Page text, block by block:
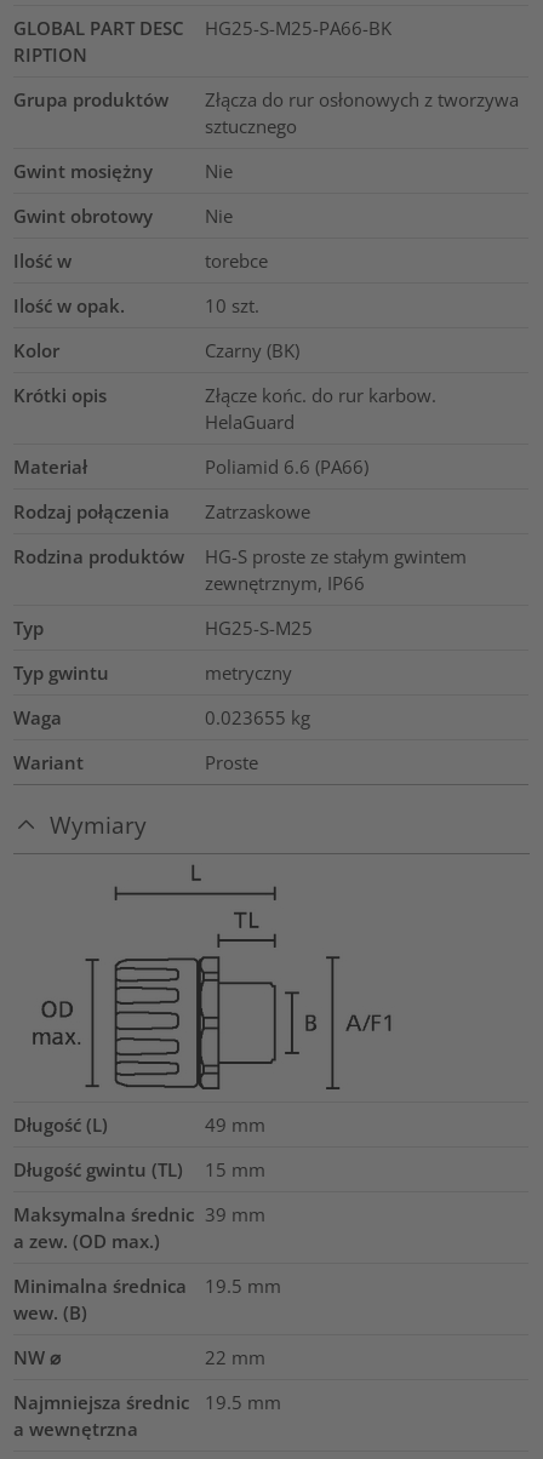
GLOBAL PART DESC
RIPTION
HG25-S-M25-PA66-BK
Grupa produktów
Złącza do rur osłonowych z tworzywa
sztucznego
Gwint mosiężny
Nie
Gwint obrotowy
Nie
Ilość w
torebce
Ilość w opak.
10 szt.
Kolor
Czarny (BK)
Krótki opis
Złącze końc. do rur karbow.
HelaGuard
Materiał
Poliamid 6.6 (PA66)
Rodzaj połączenia
Zatrzaskowe
Rodzina produktów
HG-S proste ze stałym gwintem
zewnętrznym, IP66
Typ
HG25-S-M25
Typ gwintu
metryczny
Waga
0.023655 kg
Wariant
Proste
Wymiary
Długość (L) 49 mm
Długość gwintu (TL)
15 mm
Maksymalna średnic
a zew. (OD max.)
39 mm
Minimalna średnica
wew. (B)
19.5 mm
NW ⌀ 22 mm
Najmniejsza średnic
a wewnętrzna
19.5 mm